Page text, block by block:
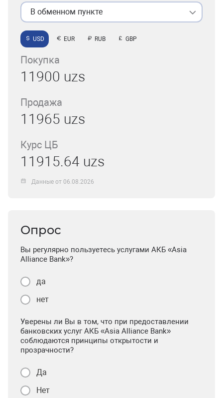
В обменном пункте
USD EUR RUB GBP
Покупка
11900 uzs
Продажа
11965 uzs
Курс ЦБ
11915.64 uzs
Данные от 06.08.2026
Опрос
Вы регулярно пользуетесь услугами АКБ «Asia
Alliance Bank»?
да
нет
Уверены ли Вы в том, что при предоставлении
банковских услуг АКБ «Asia Alliance Bank»
соблюдаются принципы открытости и
прозрачности?
Да
Нет